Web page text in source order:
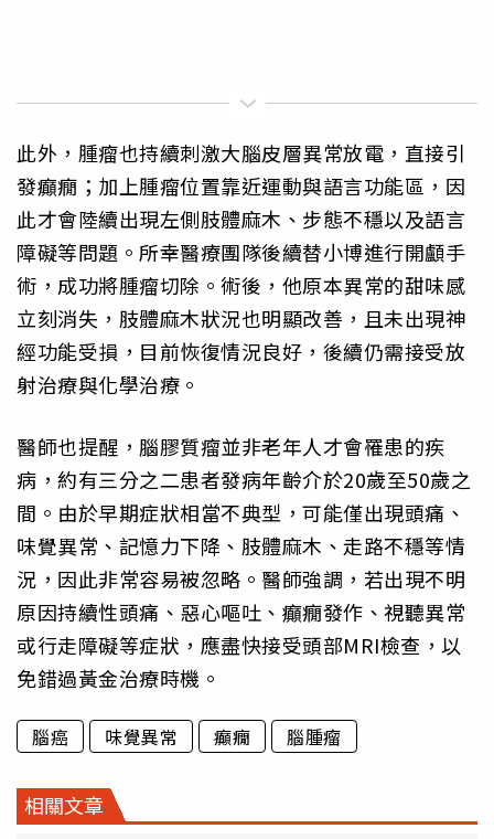
此外，腫瘤也持續刺激大腦皮層異常放電，直接引
發癲癇；加上腫瘤位置靠近運動與語言功能區，因
此才會陸續出現左側肢體麻木、步態不穩以及語言
障礙等問題。所幸醫療團隊後續替小博進行開顱手
術，成功將腫瘤切除。術後，他原本異常的甜味感
立刻消失，肢體麻木狀況也明顯改善，且未出現神
經功能受損，目前恢復情況良好，後續仍需接受放
射治療與化學治療。
醫師也提醒，腦膠質瘤並非老年人才會罹患的疾
病，約有三分之二患者發病年齡介於20歲至50歲之
間。由於早期症狀相當不典型，可能僅出現頭痛、
味覺異常、記憶力下降、肢體麻木、走路不穩等情
況，因此非常容易被忽略。醫師強調，若出現不明
原因持續性頭痛、惡心嘔吐、癲癇發作、視聽異常
或行走障礙等症狀，應盡快接受頭部MRI檢查，以
免錯過黃金治療時機。
腦癌 味覺異常 癲癇 腦腫瘤
相關文章